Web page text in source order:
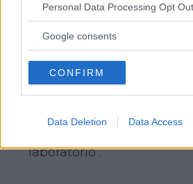
Please note that this website/app uses
not limited to your visit or usage
use your data for below specified
consent section.
Personal Data Processing Opt
Google consents
CONFIRM
Data Deletion Data Access
Il tour partirà dalla Sicilia
e con un telescopio
cercherà di portare
bambini e le bambine che
parteciperanno alle
passeranno
laboratorio .